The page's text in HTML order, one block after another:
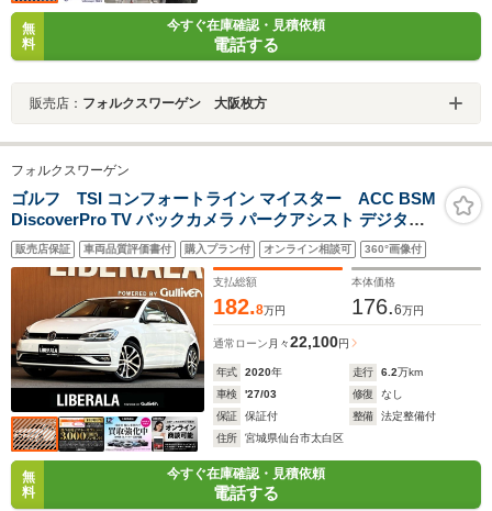
無
料
今すぐ在庫確認・見積依頼
電話する
販売店： フォルクスワーゲン 大阪枚方
フォルクスワーゲン
ゴルフ TSI コンフォートライン マイスター ACC BSM
DiscoverPro TV バックカメラ パークアシスト デジタル
メータークラスター LEDヘッドライト オートライト 17イ
ンチAW スマートキー AppleCarPlay AndroidAuto パド
ルシフト ステアリングスイッチ ETC
販売店保証 車両品質評価書付 購入プラン付 オンライン相談可 360°画像付
支払総額
182.8万円
本体価格
176.6万円
通常ローン 月々22,100円
年式 2020年 走行 6.2万km
車検
'27/03 修復
なし
保証
保証付 整備
法定整備付
住所
宮城県仙台市太白区
無
料
今すぐ在庫確認・見積依頼
電話する